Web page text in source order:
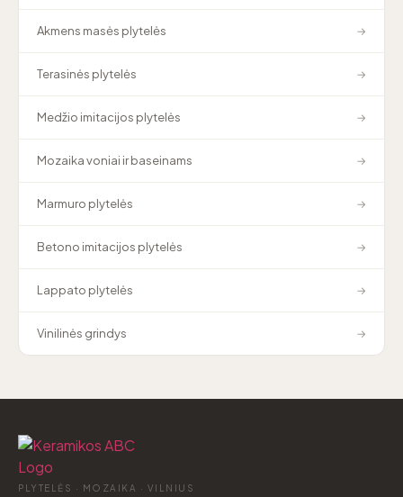
Akmens masės plytelės →
Terasinės plytelės →
Medžio imitacijos plytelės →
Mozaika voniai ir baseinams →
Marmuro plytelės →
Betono imitacijos plytelės →
Lappato plytelės →
Vinilinės grindys →
PLYTELĖS · MOZAIKA · VILNIUS